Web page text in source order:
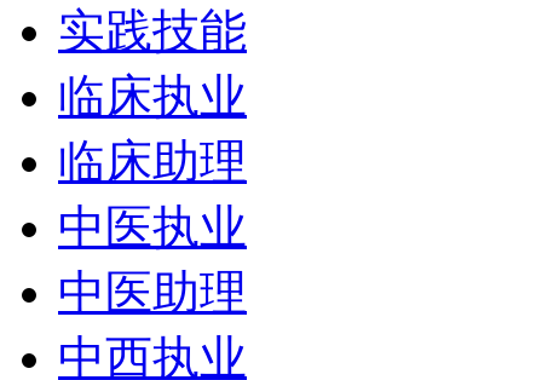
实践技能
临床执业
临床助理
中医执业
中医助理
中西执业